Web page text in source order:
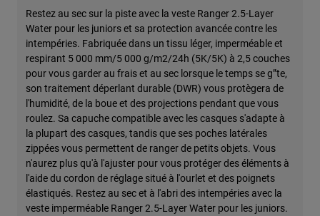
Restez au sec sur la piste avec la veste Ranger 2.5-Layer
Water pour les juniors et sa protection avancée contre les
intempéries. Fabriquée dans un tissu léger, imperméable et
respirant 5 000 mm/5 000 g/m2/24h (5K/5K) à 2,5 couches
pour vous garder au frais et au sec lorsque le temps se g”te,
son traitement déperlant durable (DWR) vous protègera de
l'humidité, de la boue et des projections pendant que vous
roulez. Sa capuche compatible avec les casques s'adapte à
la plupart des casques, tandis que ses poches latérales
zippées vous permettent de ranger de petits objets. Vous
n'aurez plus qu'à l'ajuster pour vous protéger des éléments à
l'aide du cordon de réglage situé à l'ourlet et des poignets
élastiqués. Restez au sec et à l'abri des intempéries avec la
veste imperméable Ranger 2.5-Layer Water pour les juniors.